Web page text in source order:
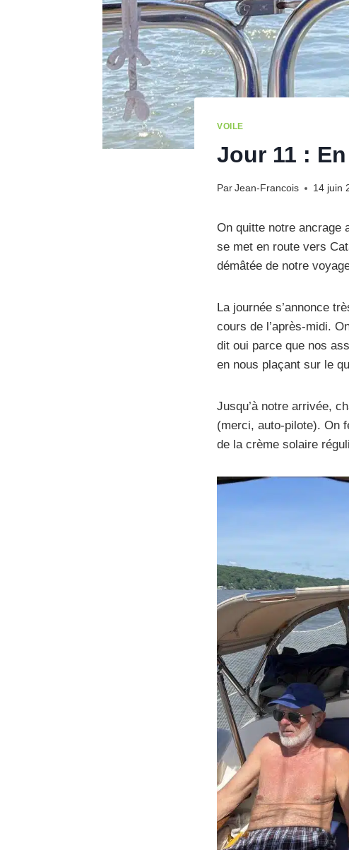
VOILE
Jour 11 :
Par Jean-Francois 14 juin
On quitte notre ancrage
se met en route vers
démâtée de notre
La journée s’annonce
cours de l’après-midi.
dit oui parce que nos
en nous plaçant sur le
Jusqu’à notre arrivée,
(merci, auto-pilote). On
de la crème solaire